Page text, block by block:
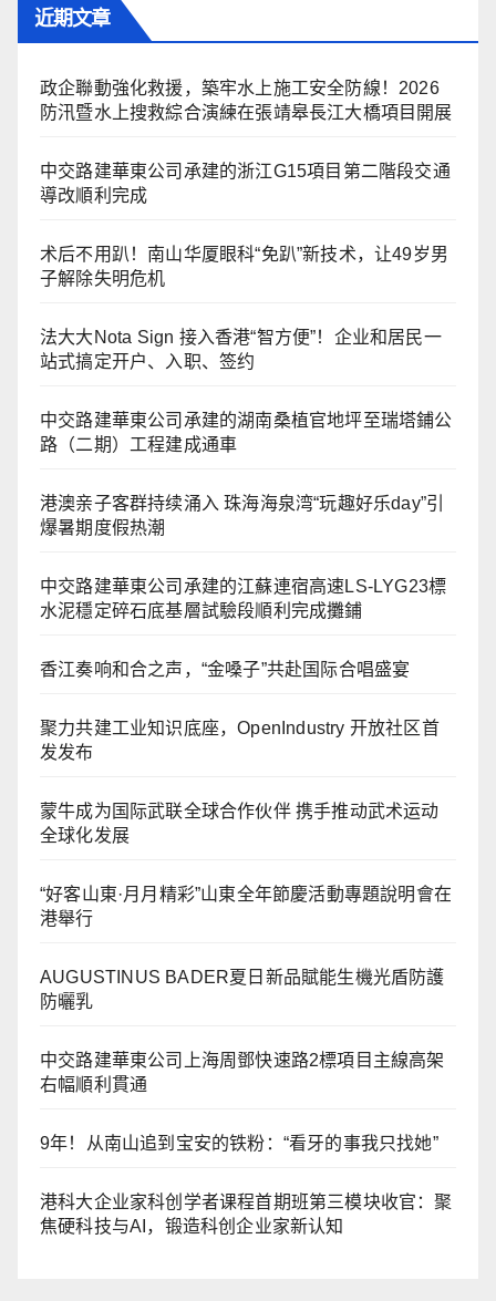
近期文章
政企聯動強化救援，築牢水上施工安全防線！2026
防汛暨水上搜救綜合演練在張靖皋長江大橋項目開展
中交路建華東公司承建的浙江G15項目第二階段交通
導改順利完成
术后不用趴！南山华厦眼科“免趴”新技术，让49岁男
子解除失明危机
法大大Nota Sign 接入香港“智方便”！企业和居民一
站式搞定开户、入职、签约
中交路建華東公司承建的湖南桑植官地坪至瑞塔鋪公
路（二期）工程建成通車
港澳亲子客群持续涌入 珠海海泉湾“玩趣好乐day”引
爆暑期度假热潮
中交路建華東公司承建的江蘇連宿高速LS-LYG23標
水泥穩定碎石底基層試驗段順利完成攤鋪
香江奏响和合之声，“金嗓子”共赴国际合唱盛宴
聚力共建工业知识底座，OpenIndustry 开放社区首
发发布
蒙牛成为国际武联全球合作伙伴 携手推动武术运动
全球化发展
“好客山東·月月精彩”山東全年節慶活動專題說明會在
港舉行
AUGUSTINUS BADER夏日新品賦能生機光盾防護
防曬乳
中交路建華東公司上海周鄧快速路2標項目主線高架
右幅順利貫通
9年！从南山追到宝安的铁粉：“看牙的事我只找她”
港科大企业家科创学者课程首期班第三模块收官：聚
焦硬科技与AI，锻造科创企业家新认知